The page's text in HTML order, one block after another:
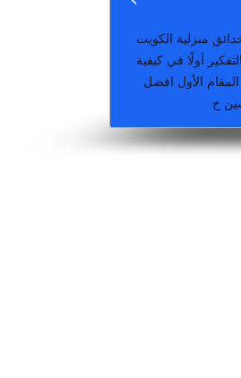
منزلية الكويت
أولًا في كيفية
الأول افضل
خ